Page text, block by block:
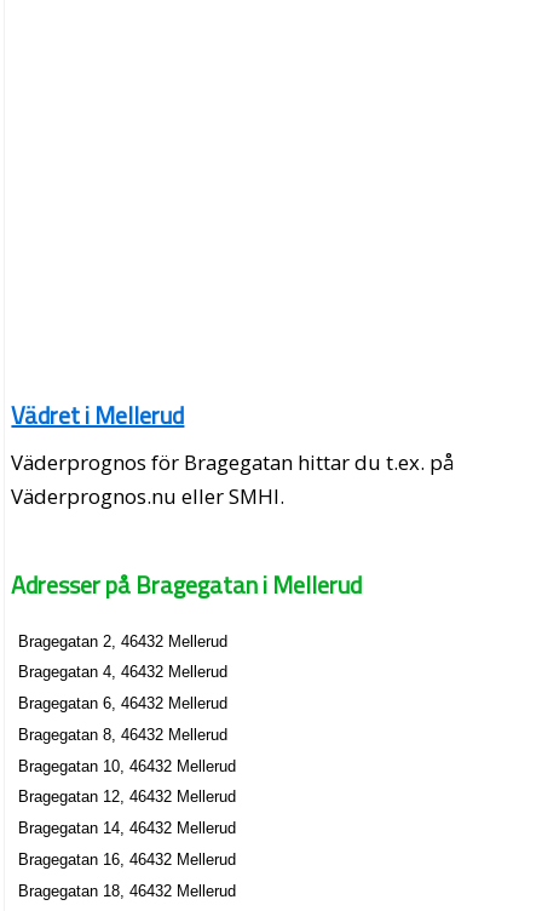
Vädret i Mellerud
Väderprognos för Bragegatan hittar du t.ex. på
Väderprognos.nu eller SMHI.
Adresser på Bragegatan i Mellerud
Bragegatan 2, 46432 Mellerud
Bragegatan 4, 46432 Mellerud
Bragegatan 6, 46432 Mellerud
Bragegatan 8, 46432 Mellerud
Bragegatan 10, 46432 Mellerud
Bragegatan 12, 46432 Mellerud
Bragegatan 14, 46432 Mellerud
Bragegatan 16, 46432 Mellerud
Bragegatan 18, 46432 Mellerud